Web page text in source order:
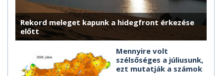
Rekord meleget kapunk a hidegfront érkezése
előtt
Mennyire volt
szélsőséges a júliusunk,
ezt mutatják a számok